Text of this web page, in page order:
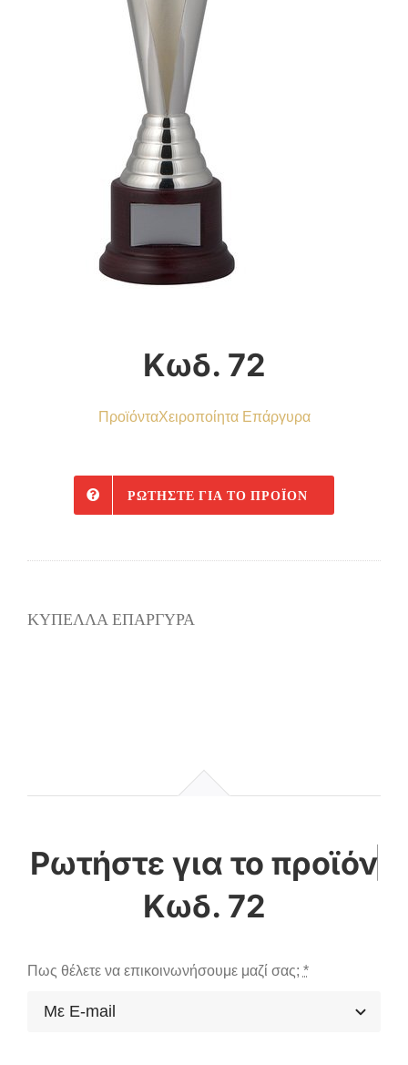
Κωδ. 72
ΠροϊόνταΧειροποίητα Επάργυρα
ΡΩΤΉΣΤΕ ΓΙΑ ΤΟ ΠΡΟΪΌΝ
ΚΥΠΕΛΛΑ ΕΠΑΡΓΥΡΑ
Κωδ. 72
Πως θέλετε να επικοινωνήσουμε μαζί σας; *